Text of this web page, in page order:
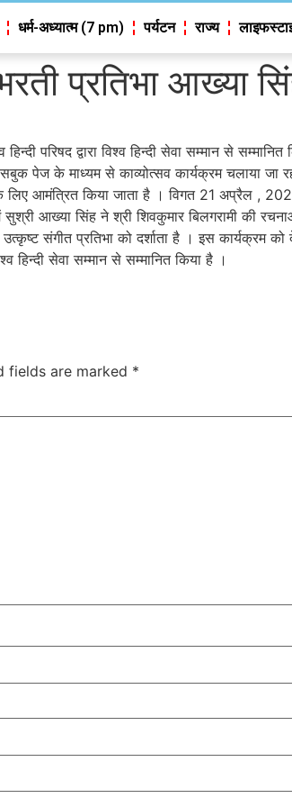
धर्म-अध्यात्म (7 pm) पर्यटन राज्य
प्रतिभा आख्या
परिषद द्वारा विश्व हिन्दी सेवा सम्मान से
फेसबुक पेज के माध्यम से काव्योत्सव कार्यक्रम चलाया
आमंत्रित किया जाता है । विगत 21 अप्रैल ,
आख्या सिंह ने श्री शिवकुमार बिलगरामी की
संगीत प्रतिभा को दर्शाता है । इस कार्यक्रम
हिन्दी सेवा सम्मान से सम्मानित किया है ।
fields are marked *